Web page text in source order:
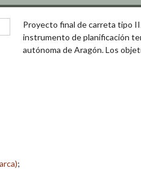
Proyecto final de carreta tipo
instrumento de planificación
autónoma de Aragón. Los
;